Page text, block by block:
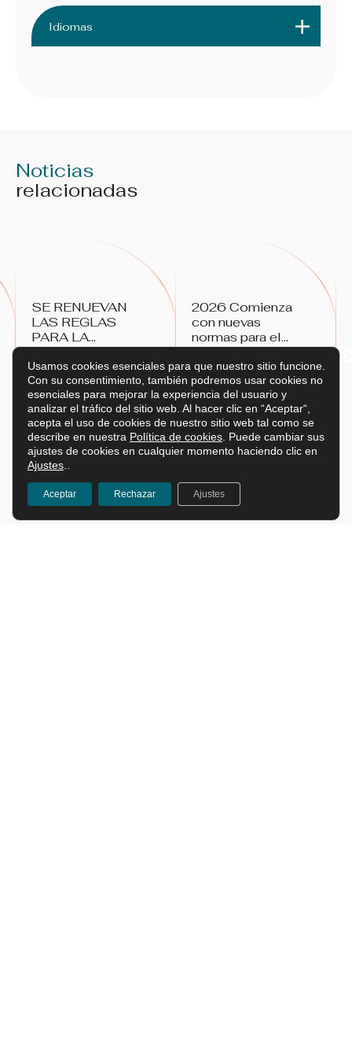
Idiomas
Noticias
relacionadas
SE RENUEVAN
LAS REGLAS
PARA LA
TRANSFERENCIA
DE TECNOLOGÍA
EN...
El pasado 1 de mayo de
2026 ha entrado en vigor
el nuevo Reglamento de
la UE que regula los
acuerdos de licencia de
tecnología (Reglamento
(UE) 2026/877), que
viene...
Leer más
2026 Comienza
con nuevas
normas para el
comercio
electrónico y...
El año 2025 terminó con
la publicación de una
nueva e importante norma
(Ley 10/2025 de 26 de
diciembre) que traerá
cambios relevantes para
empresas y
consumidores,
especialmente en el...
Leer más
Usamos cookies esenciales para que nuestro sitio funcione.
Con su consentimiento, también podremos usar cookies no
esenciales para mejorar la experiencia del usuario y
analizar el tráfico del sitio web. Al hacer clic en “Aceptar“,
acepta el uso de cookies de nuestro sitio web tal como se
describe en nuestra Política de cookies . Puede cambiar sus
ajustes de cookies en cualquier momento haciendo clic en
Ajustes
Aceptar Rechazar Ajustes